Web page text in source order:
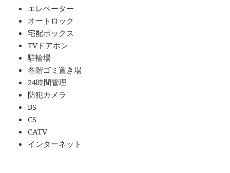
エレベーター
オートロック
宅配ボックス
TVドアホン
駐輪場
各階ゴミ置き場
24時間管理
防犯カメラ
BS
CS
CATV
インターネット